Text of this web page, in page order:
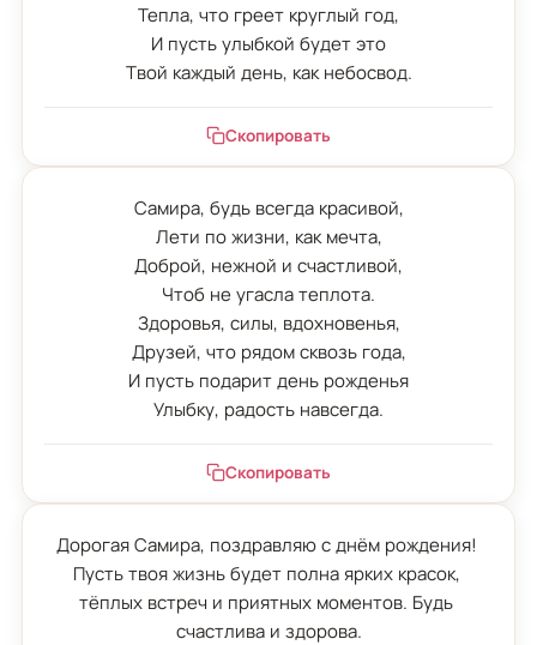
Тепла, что греет круглый год,
И пусть улыбкой будет это
Твой каждый день, как небосвод.
Скопировать
Самира, будь всегда красивой,
Лети по жизни, как мечта,
Доброй, нежной и счастливой,
Чтоб не угасла теплота.
Здоровья, силы, вдохновенья,
Друзей, что рядом сквозь года,
И пусть подарит день рожденья
Улыбку, радость навсегда.
Скопировать
Дорогая Самира, поздравляю с днём рождения!
Пусть твоя жизнь будет полна ярких красок,
тёплых встреч и приятных моментов. Будь
счастлива и здорова.